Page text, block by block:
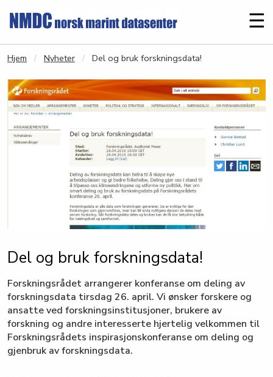
☰
Hjem Nyheter Del og bruk forskningsdata!
Del og bruk forskningsdata!
Forskningsrådet arrangerer konferanse om deling av
forskningsdata tirsdag 26. april. Vi ønsker forskere og
ansatte ved forskningsinstitusjoner, brukere av
forskning og andre interesserte hjertelig velkommen til
Forskningsrådets inspirasjonskonferanse om deling og
gjenbruk av forskningsdata.